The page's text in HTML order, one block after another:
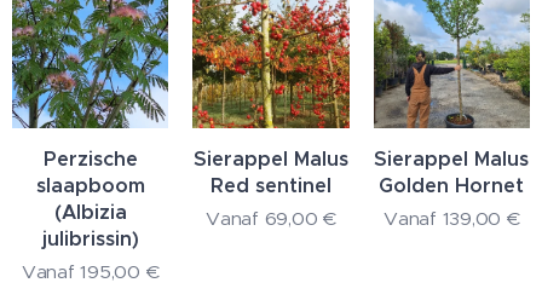
Perzische
slaapboom
(Albizia
julibrissin)
Vanaf195,00 €
Sierappel Malus
Red sentinel
Vanaf 69,00 €
Sierappel Malus
Golden Hornet
Vanaf 139,00 €